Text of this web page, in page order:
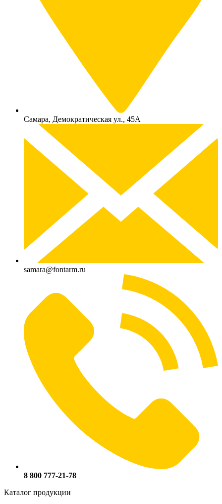
Самара, Демократическая ул., 45А
samara@fontarm.ru
8 800 777-21-78
Каталог продукции